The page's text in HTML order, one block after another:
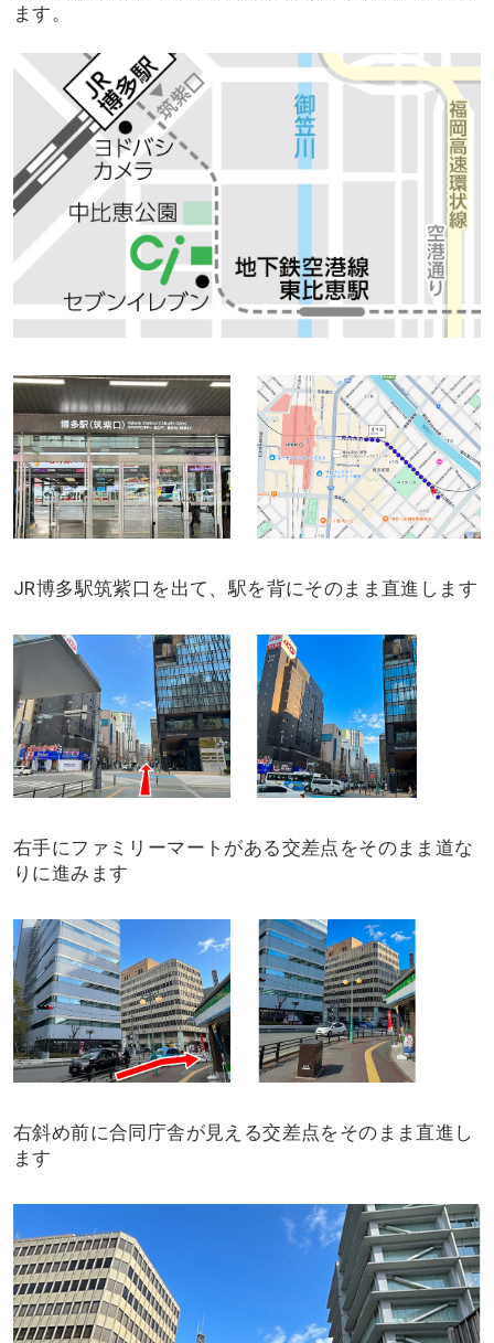
ます。
JR博多駅筑紫口を出て、駅を背にそのまま直進します
右手にファミリーマートがある交差点をそのまま道な
りに進みます
右斜め前に合同庁舎が見える交差点をそのまま直進し
ます